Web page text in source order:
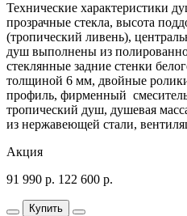
Технические характеристики
прозрачные стекла, высота
(тропический ливень),
душ выполнены из
стеклянные задние стенки
толщиной 6 мм, двойные
профиль, фирменный
тропический душ, душевая
из нержавеющей стали,
Акция
91 990 р. 122 600 р.
Купить